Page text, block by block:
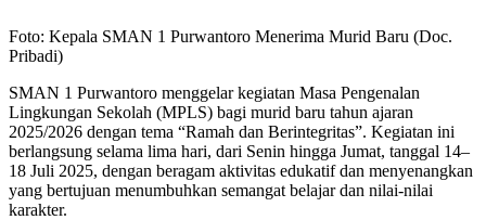
Foto: Kepala SMAN 1 Purwantoro Menerima Murid Baru (Doc.
Pribadi)
SMAN 1 Purwantoro menggelar kegiatan Masa Pengenalan
Lingkungan Sekolah (MPLS) bagi murid baru tahun ajaran
2025/2026 dengan tema “Ramah dan Berintegritas”. Kegiatan ini
berlangsung selama lima hari, dari Senin hingga Jumat, tanggal 14–
18 Juli 2025, dengan beragam aktivitas edukatif dan menyenangkan
yang bertujuan menumbuhkan semangat belajar dan nilai-nilai
karakter.